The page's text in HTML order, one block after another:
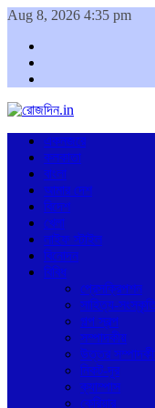
Aug 8, 2026 4:35 pm
একনজরে
কলকাতা
বাংলা
আমার দেশ
বিদেশ
খেলা
লাইফ স্টাইল
বিনোদন
বিবিধ
প্রেসক্রিপশন
সাহিত্য-
গল্প স্বল্প
সম্পাদকীয়
উত্তর
নিকট-দূর
ক্যাম্পাস
কেরিয়ার